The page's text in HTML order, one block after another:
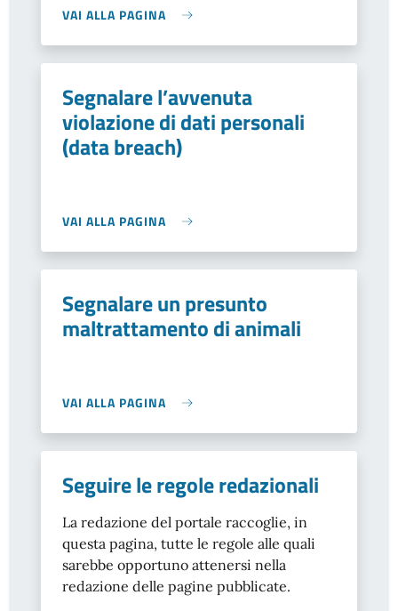
VAI ALLA PAGINA
Segnalare l’avvenuta
violazione di dati personali
(data breach)
VAI ALLA PAGINA
Segnalare un presunto
maltrattamento di animali
VAI ALLA PAGINA
Seguire le regole redazionali
La redazione del portale raccoglie, in
questa pagina, tutte le regole alle quali
sarebbe opportuno attenersi nella
redazione delle pagine pubblicate.